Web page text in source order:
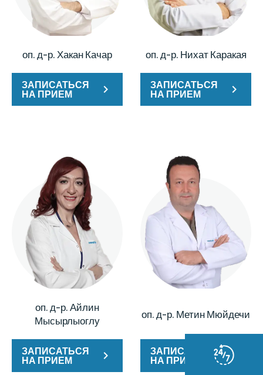
оп. д-р. Хакан Качар
ЗАПИСАТЬСЯ
НА ПРИЕМ
оп. д-р. Нихат Каракая
ЗАПИСАТЬСЯ
НА ПРИЕМ
оп. д-р. Айлин
Мысырлыоглу
ЗАПИСАТЬСЯ
НА ПРИЕМ
оп. д-р. Метин Мюйдечи
ЗАПИСАТЬСЯ
НА ПРИЕМ